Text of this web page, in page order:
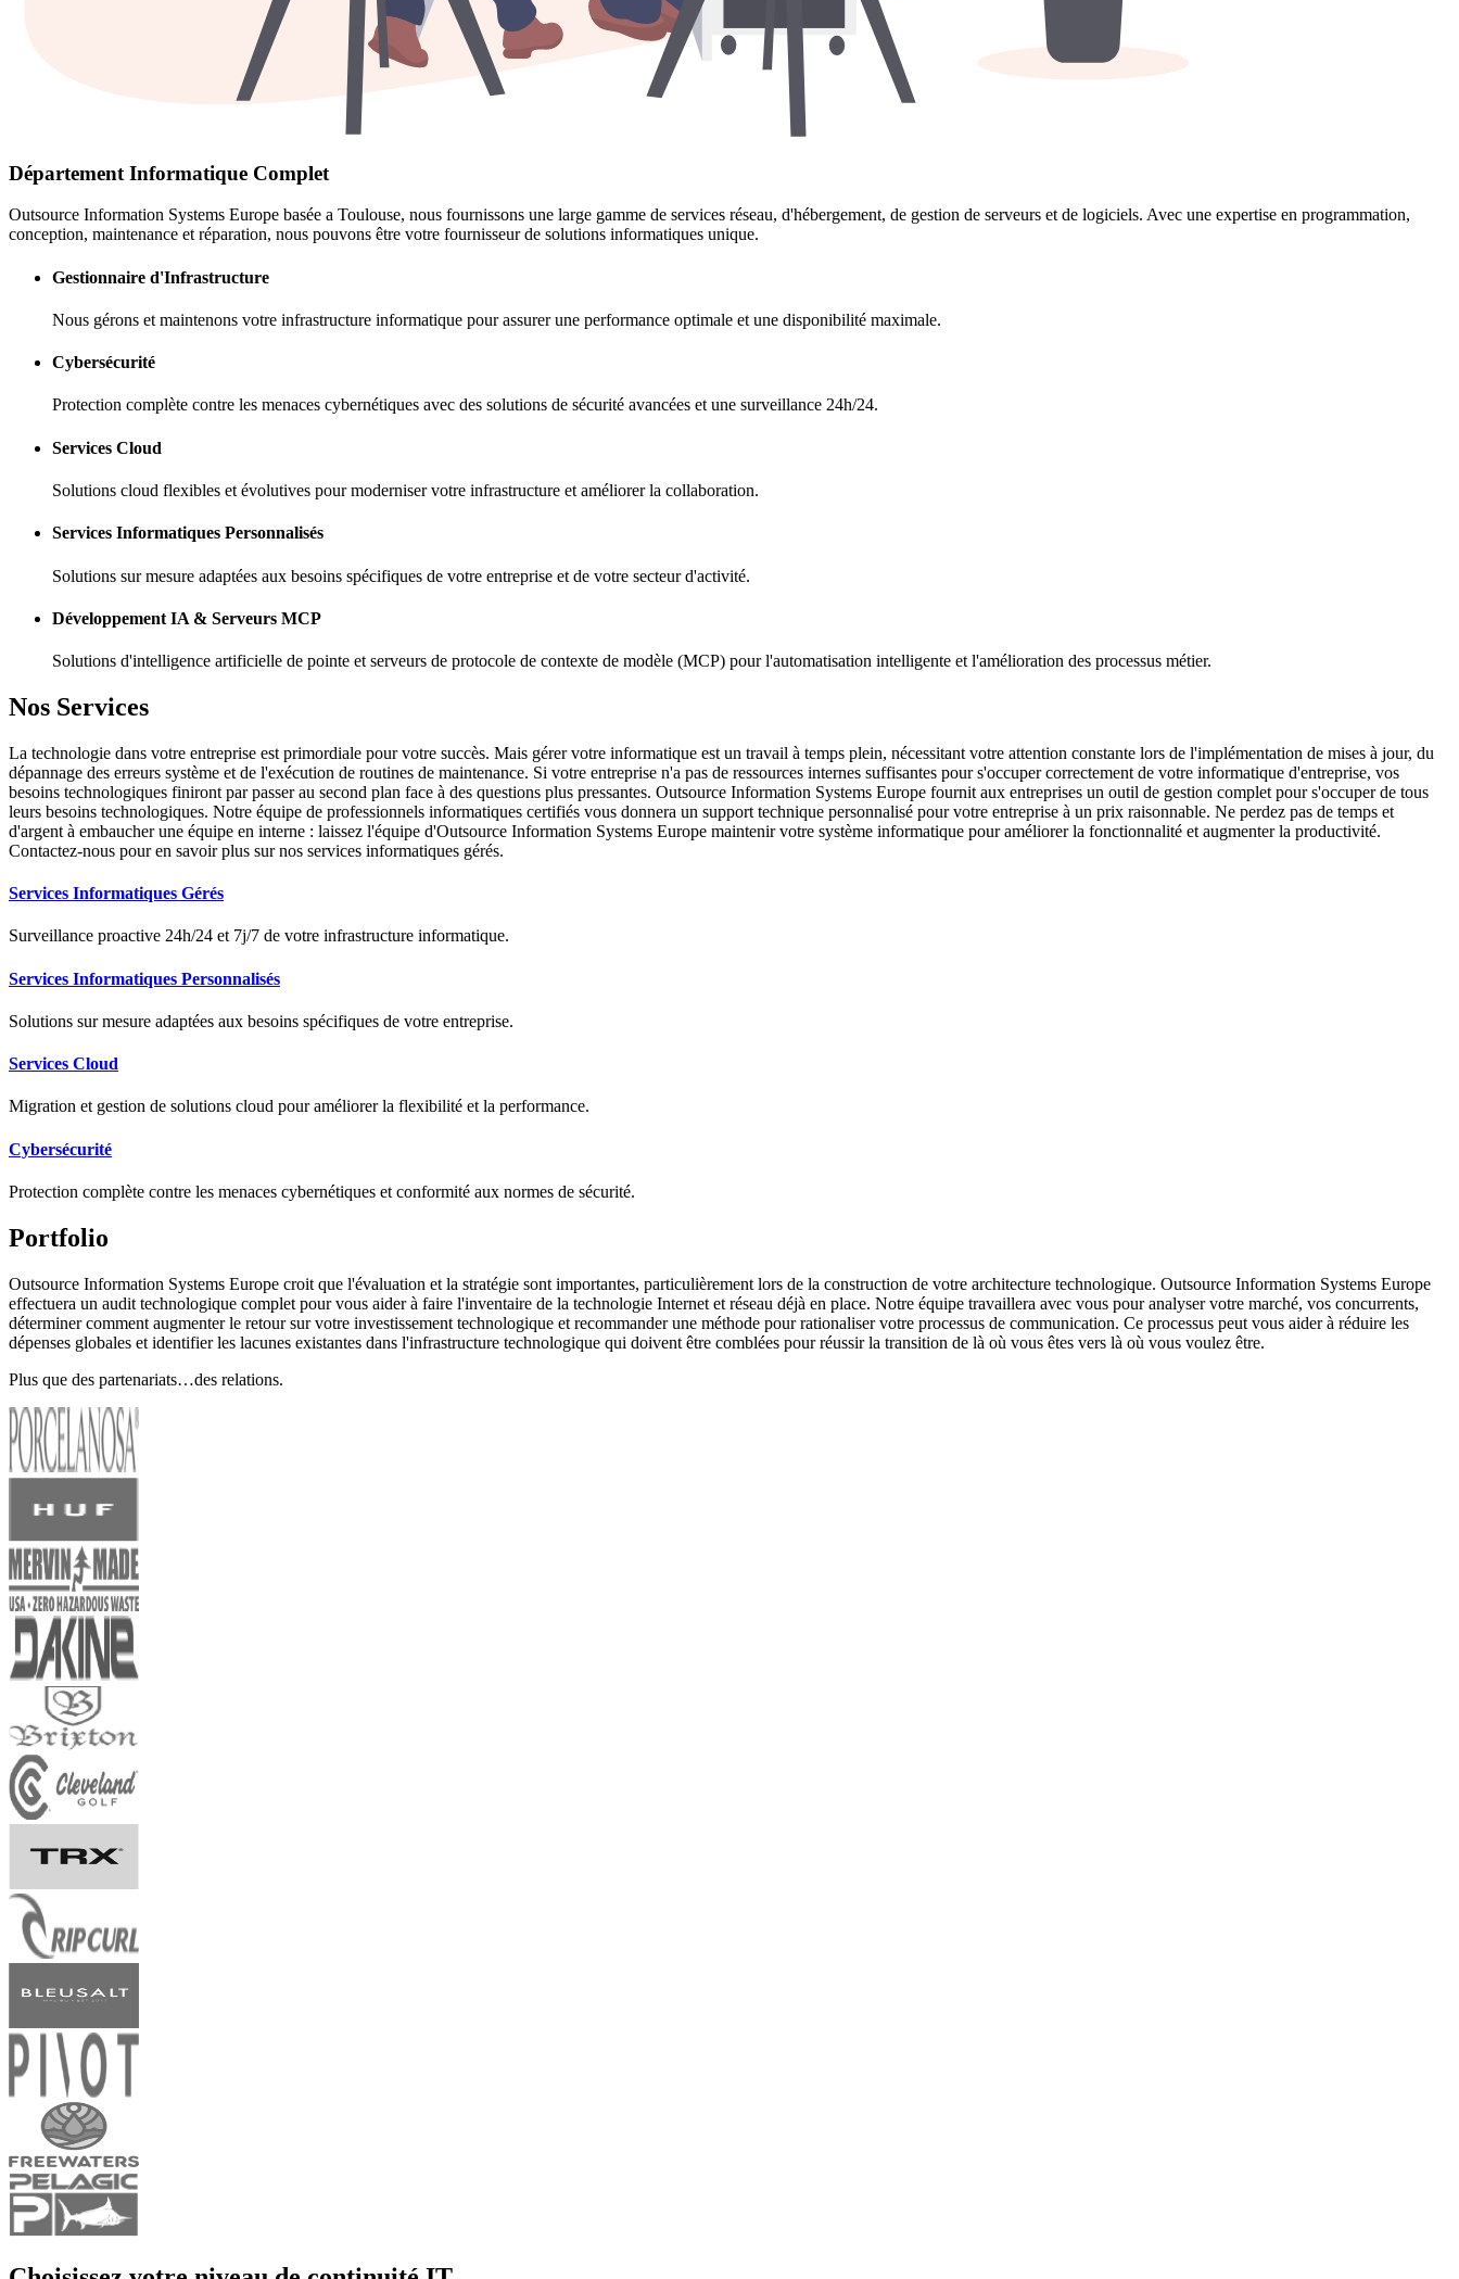
Département Informatique Complet
Outsource Information Systems Europe basée a Toulouse, nous fournissons une large gamme de services réseau, d'hébergement, de gestion de serveurs et de logiciels. Avec une expertise en programmation,
conception, maintenance et réparation, nous pouvons être votre fournisseur de solutions informatiques unique.
Gestionnaire d'Infrastructure
Nous gérons et maintenons votre infrastructure informatique pour assurer une performance optimale et une disponibilité maximale.
Cybersécurité
Protection complète contre les menaces cybernétiques avec des solutions de sécurité avancées et une surveillance 24h/24.
Services Cloud
Solutions cloud flexibles et évolutives pour moderniser votre infrastructure et améliorer la collaboration.
Services Informatiques Personnalisés
Solutions sur mesure adaptées aux besoins spécifiques de votre entreprise et de votre secteur d'activité.
Développement IA & Serveurs MCP
Solutions d'intelligence artificielle de pointe et serveurs de protocole de contexte de modèle (MCP) pour l'automatisation intelligente et l'amélioration des processus métier.
Nos Services
La technologie dans votre entreprise est primordiale pour votre succès. Mais gérer votre informatique est un travail à temps plein, nécessitant votre attention constante lors de l'implémentation de mises à jour, du
dépannage des erreurs système et de l'exécution de routines de maintenance. Si votre entreprise n'a pas de ressources internes suffisantes pour s'occuper correctement de votre informatique d'entreprise, vos
besoins technologiques finiront par passer au second plan face à des questions plus pressantes. Outsource Information Systems Europe fournit aux entreprises un outil de gestion complet pour s'occuper de tous
leurs besoins technologiques. Notre équipe de professionnels informatiques certifiés vous donnera un support technique personnalisé pour votre entreprise à un prix raisonnable. Ne perdez pas de temps et
d'argent à embaucher une équipe en interne : laissez l'équipe d'Outsource Information Systems Europe maintenir votre système informatique pour améliorer la fonctionnalité et augmenter la productivité.
Contactez-nous pour en savoir plus sur nos services informatiques gérés.
Services Informatiques Gérés
Surveillance proactive 24h/24 et 7j/7 de votre infrastructure informatique.
Services Informatiques Personnalisés
Solutions sur mesure adaptées aux besoins spécifiques de votre entreprise.
Services Cloud
Migration et gestion de solutions cloud pour améliorer la flexibilité et la performance.
Cybersécurité
Protection complète contre les menaces cybernétiques et conformité aux normes de sécurité.
Portfolio
Outsource Information Systems Europe croit que l'évaluation et la stratégie sont importantes, particulièrement lors de la construction de votre architecture technologique. Outsource Information Systems Europe
effectuera un audit technologique complet pour vous aider à faire l'inventaire de la technologie Internet et réseau déjà en place. Notre équipe travaillera avec vous pour analyser votre marché, vos concurrents,
déterminer comment augmenter le retour sur votre investissement technologique et recommander une méthode pour rationaliser votre processus de communication. Ce processus peut vous aider à réduire les
dépenses globales et identifier les lacunes existantes dans l'infrastructure technologique qui doivent être comblées pour réussir la transition de là où vous êtes vers là où vous voulez être.
Plus que des partenariats…des relations.